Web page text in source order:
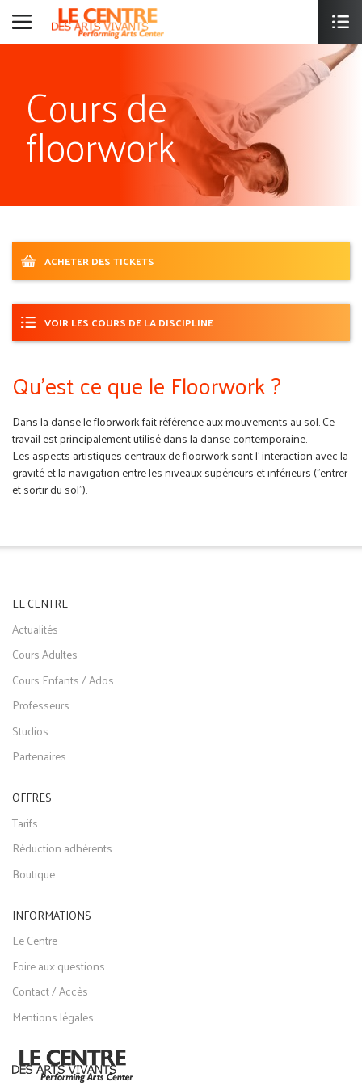
Cours de
floorwork
ACHETER DES TICKETS
VOIR LES COURS DE LA DISCIPLINE
Qu'est ce que le Floorwork ?
Dans la danse le floorwork fait référence aux mouvements au sol. Ce
travail est principalement utilisé dans la danse contemporaine.
Les aspects artistiques centraux de floorwork sont l' interaction avec la
gravité et la navigation entre les niveaux supérieurs et inférieurs ("entrer
et sortir du sol").
LE CENTRE
Actualités
Cours Adultes
Cours Enfants / Ados
Professeurs
Studios
Partenaires
OFFRES
Tarifs
Réduction adhérents
Boutique
INFORMATIONS
Le Centre
Foire aux questions
Contact / Accès
Mentions légales